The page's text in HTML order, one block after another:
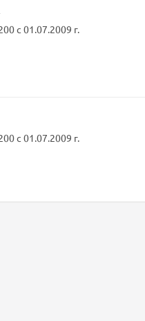
с 01.07.2009 г.
с 01.07.2009 г.